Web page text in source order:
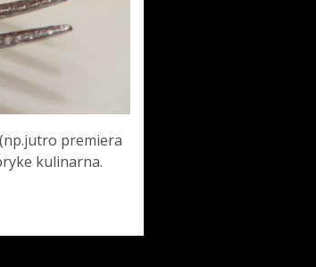
premiera
kulinarna.